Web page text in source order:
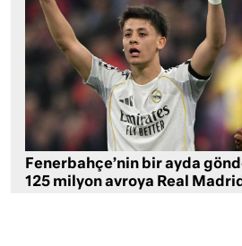
Fenerbahçe’nin bir ayda
125 milyon avroya Real